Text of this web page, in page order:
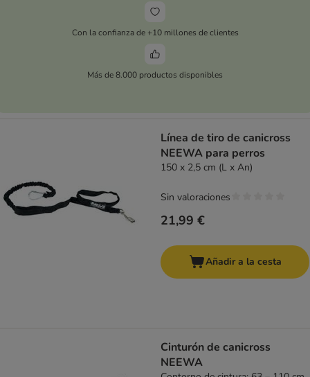
Con la confianza de +10 millones de clientes
Más de 8.000 productos disponibles
Línea de tiro de canicross
NEEWA para perros
150 x 2,5 cm (L x An)
21,99 €
Sin valoraciones
Añadir a la cesta
Cinturón de canicross
NEEWA